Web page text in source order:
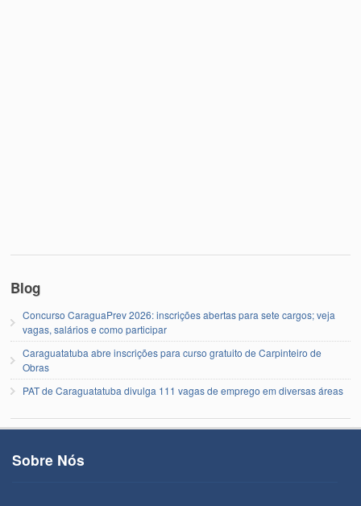
Blog
Concurso CaraguaPrev 2026: inscrições abertas para sete cargos; veja
vagas, salários e como participar
Caraguatatuba abre inscrições para curso gratuito de Carpinteiro de
Obras
PAT de Caraguatatuba divulga 111 vagas de emprego em diversas áreas
Sobre Nós